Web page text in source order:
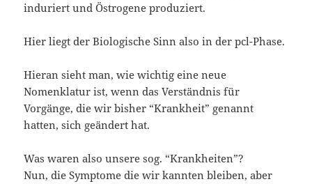
induriert und Östrogene produziert.
Hier liegt der Biologische Sinn also in der pcl-Phase.
Hieran sieht man, wie wichtig eine neue
Nomenklatur ist, wenn das Verständnis für
Vorgänge, die wir bisher “Krankheit” genannt
hatten, sich geändert hat.
Was waren also unsere sog. “Krankheiten”?
Nun, die Symptome die wir kannten bleiben, aber